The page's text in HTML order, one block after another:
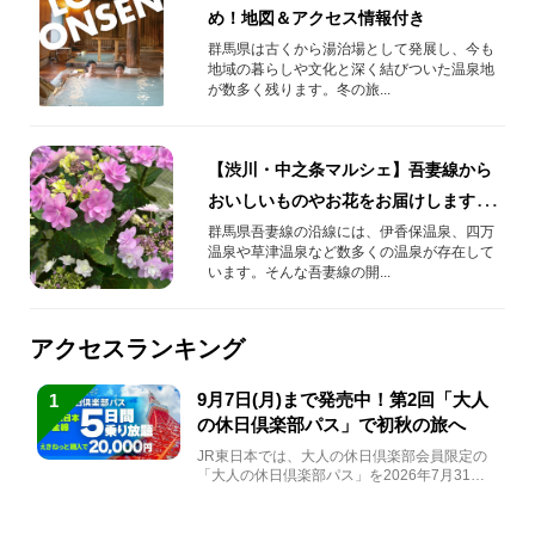
め！地図＆アクセス情報付き
群馬県は古くから湯治場として発展し、今も
地域の暮らしや文化と深く結びついた温泉地
が数多く残ります。冬の旅...
【渋川・中之条マルシェ】吾妻線から
おいしいものやお花をお届けします！
in熊谷駅
群馬県吾妻線の沿線には、伊香保温泉、四万
温泉や草津温泉など数多くの温泉が存在して
います。そんな吾妻線の開...
アクセスランキング
1
9月7日(月)まで発売中！第2回「大人
の休日倶楽部パス」で初秋の旅へ
JR東日本では、大人の休日倶楽部会員限定の
「大人の休日倶楽部パス」を2026年7月31日